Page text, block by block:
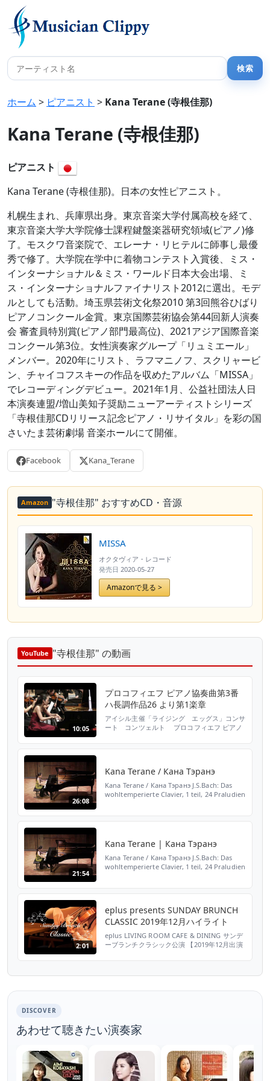
ホーム > ピアニスト > Kana Terane (寺根佳那)
Kana Terane (寺根佳那)
ピアニスト
Kana Terane (寺根佳那)。日本の女性ピアニスト。
札幌生まれ、兵庫県出身。東京音楽大学付属高校を経て、
東京音楽大学大学院修士課程鍵盤楽器研究領域(ピアノ)修
了。モスクワ音楽院で、エレーナ・リヒテルに師事し最優
秀で修了。大学院在学中に着物コンテスト入賞後、ミス・
インターナショナル＆ミス・ワールド日本大会出場、ミ
ス・インターナショナルファイナリスト2012に選出。モデ
ルとしても活動。埼玉県芸術文化祭2010 第3回熊谷ひばり
ピアノコンクール金賞。東京国際芸術協会第44回新人演奏
会 審査員特別賞(ピアノ部門最高位)、2021アジア国際音楽
コンクール第3位。女性演奏家グループ「リュミエール」
メンバー。2020年にリスト、ラフマニノフ、スクリャービ
ン、チャイコフスキーの作品を収めたアルバム「MISSA」
でレコーディングデビュー。2021年1月、公益社団法人日
本演奏連盟/増山美知子奨励ニューアーティストシリーズ
「寺根佳那CDリリース記念ピアノ・リサイタル」を彩の国
さいたま芸術劇場 音楽ホールにて開催。
Facebook Kana_Terane
Amazon "寺根佳那" おすすめCD・音源
MISSA
オクタヴィア・レコード
発売日 2020-05-27
Amazonで見る >
YouTube "寺根佳那" の動画
10:05
プロコフィエフ ピアノ協奏曲第3番
ハ長調作品26 より第1楽章
アイシル主催「ライジング エッグス」コンサ
ート コンツェルト プロコフィエフ ピアノ
26:08
Kana Terane / Кана Тэранэ
Kana Terane / Кана Τэранэ J.S.Bach: Das
wohltemperierte Clavier, 1 teil, 24 Praludien
21:54
Kana Terane | Кана Τэранэ
Kana Terane / Кана Τэранэ J.S.Bach: Das
wohltemperierte Clavier, 1 teil, 24 Praludien
2:01
eplus presents SUNDAY BRUNCH
CLASSIC 2019年12月ハイライト
eplus LIVING ROOM CAFE & DINING サンデ
ーブランチクラシック公演 【2019年12月出演
0...
DISCOVER
あわせて聴きたい演奏家